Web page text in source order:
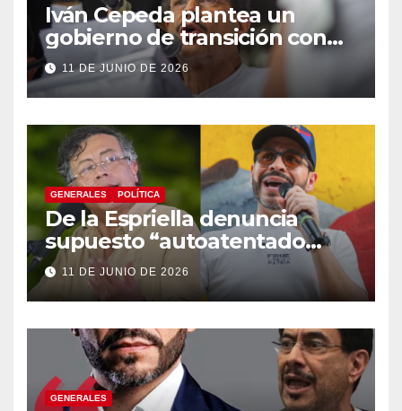
Iván Cepeda plantea un
gobierno de transición con
énfasis en el empalme
institucional y una eventual
constituyente
11 DE JUNIO DE 2026
GENERALES POLÍTICA
De la Espriella denuncia
supuesto “autoatentado
legislativo” tras decisión de
suspender provisionalmente
a Petro
11 DE JUNIO DE 2026
GENERALES